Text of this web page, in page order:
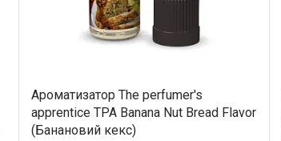
Ароматизатор The perfumer's
apprentice TPA Banana Nut Bread Flavor
(Банановий кекс)